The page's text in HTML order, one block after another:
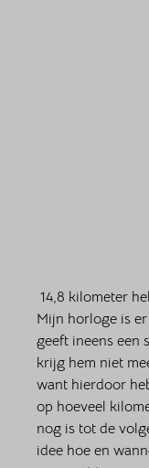
14,8 kilometer heb ik 7 uur gedaan. Kan je nagaan.
Mijn horloge is
geeft ineens een
krijg hem niet
want hierdoor
op hoeveel
nog is tot de
idee hoe en